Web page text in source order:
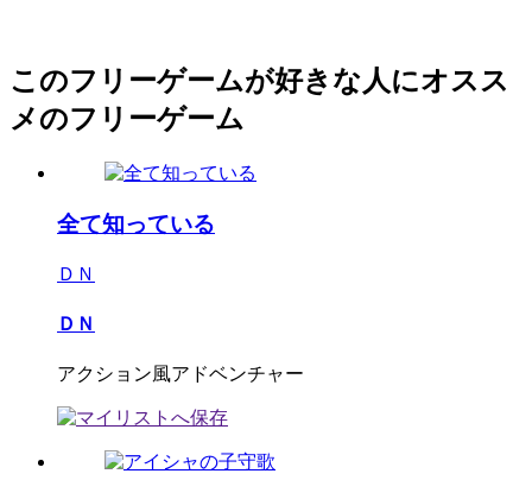
このフリーゲームが好きな人にオスス
メのフリーゲーム
全て知っている
ＤＮ
ＤＮ
アクション風アドベンチャー